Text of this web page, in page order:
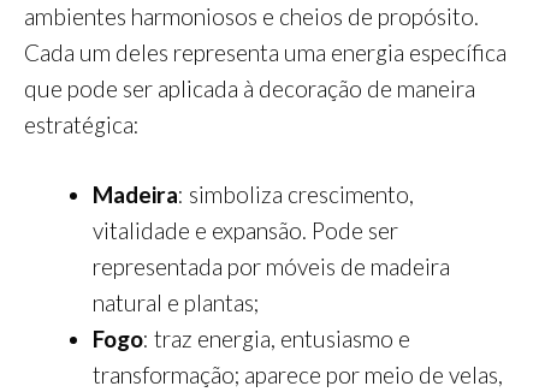
ambientes harmoniosos e cheios de propósito.
Cada um deles representa uma energia específica
que pode ser aplicada à decoração de maneira
estratégica:
Madeira: simboliza crescimento,
vitalidade e expansão. Pode ser
representada por móveis de madeira
natural e plantas;
Fogo: traz energia, entusiasmo e
transformação; aparece por meio de velas,